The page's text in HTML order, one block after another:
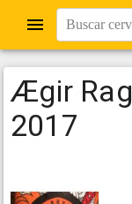
Buscar
Ægir
2017